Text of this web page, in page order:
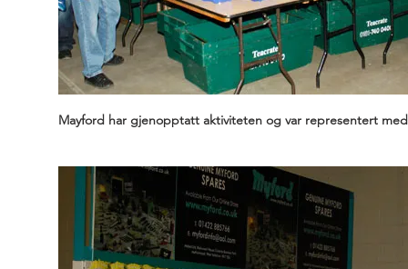
Mayford har gjenopptatt aktiviteten og var representert